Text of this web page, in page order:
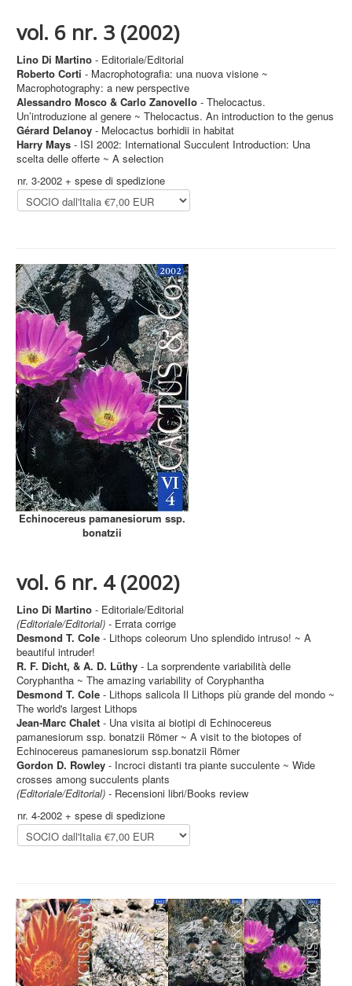
vol. 6 nr. 3 (2002)
Lino Di Martino - Editoriale/Editorial
Roberto Corti - Macrophotografia: una nuova visione ~
Macrophotography: a new perspective
Alessandro Mosco & Carlo Zanovello - Thelocactus.
Un’introduzione al genere ~ Thelocactus. An introduction to the genus
Gérard Delanoy - Melocactus borhidii in habitat
Harry Mays - ISI 2002: International Succulent Introduction: Una
scelta delle offerte ~ A selection
nr. 3-2002 + spese di spedizione
Echinocereus pamanesiorum ssp.
bonatzii
vol. 6 nr. 4 (2002)
Lino Di Martino - Editoriale/Editorial
(Editoriale/Editorial) - Errata corrige
Desmond T. Cole - Lithops coleorum Uno splendido intruso! ~ A
beautiful intruder!
R. F. Dicht, & A. D. Lüthy - La sorprendente variabilità delle
Coryphantha ~ The amazing variability of Coryphantha
Desmond T. Cole - Lithops salicola Il Lithops più grande del mondo ~
The world's largest Lithops
Jean-Marc Chalet - Una visita ai biotipi di Echinocereus
pamanesiorum ssp. bonatzii Römer ~ A visit to the biotopes of
Echinocereus pamanesiorum ssp.bonatzii Römer
Gordon D. Rowley - Incroci distanti tra piante succulente ~ Wide
crosses among succulents plants
(Editoriale/Editorial) - Recensioni libri/Books review
nr. 4-2002 + spese di spedizione